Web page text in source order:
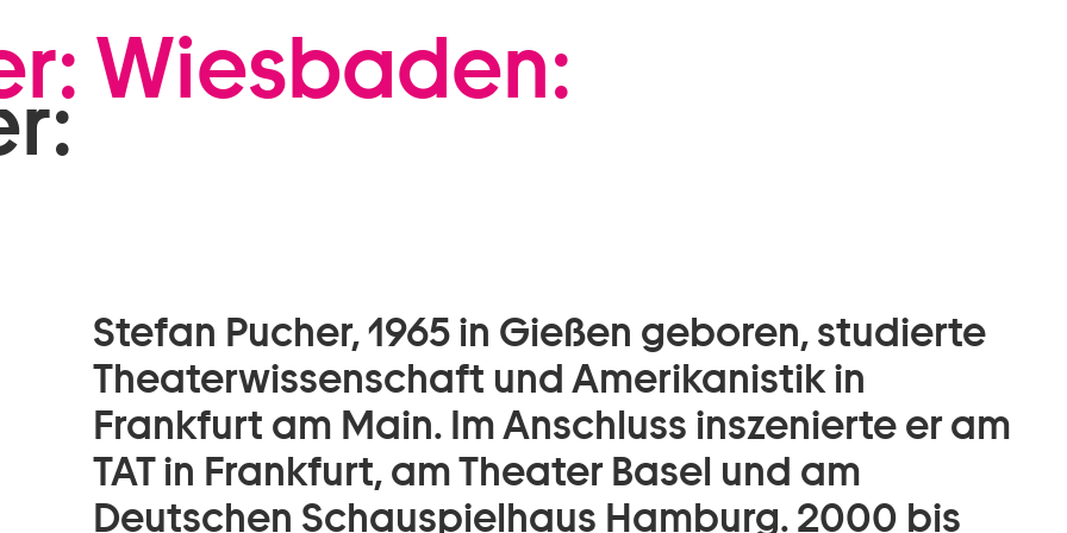
Zum Footer springen
Wiesbaden:
Stefan Pucher, 1965 in Gießen geboren, studierte
Theaterwissenschaft und Amerikanistik in
Frankfurt am Main. Im Anschluss inszenierte er am
TAT in Frankfurt, am Theater Basel und am
Deutschen Schauspielhaus Hamburg. 2000 bis